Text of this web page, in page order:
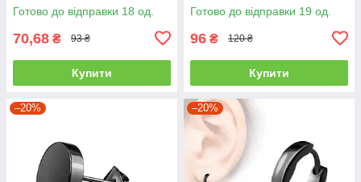
Готово до відправки 18 од.
70,68 ₴ 93 ₴
Купити
Готово до відправки 19 од.
96 ₴ 120 ₴
Купити
–20% –20%